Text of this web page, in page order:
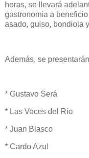
horas, se llevará
gastronomía a
asado, guiso, bondiola
Además, se
* Gustavo Será
* Las Voces del Río
* Juan Blasco
* Cardo Azul